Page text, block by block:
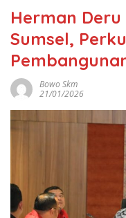
Herman Deru
Sumsel,
Bowo Skm
21/01/2026